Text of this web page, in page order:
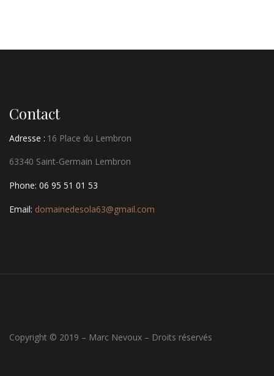
Contact
Adresse : 16 Place du Lembron
63340 Saint-Germain Lembron
Phone: 06 95 51 01 53
Email: domainedesola63@gmail.com
Copyright © 2019 – Marc Nevoux – Droits réservés